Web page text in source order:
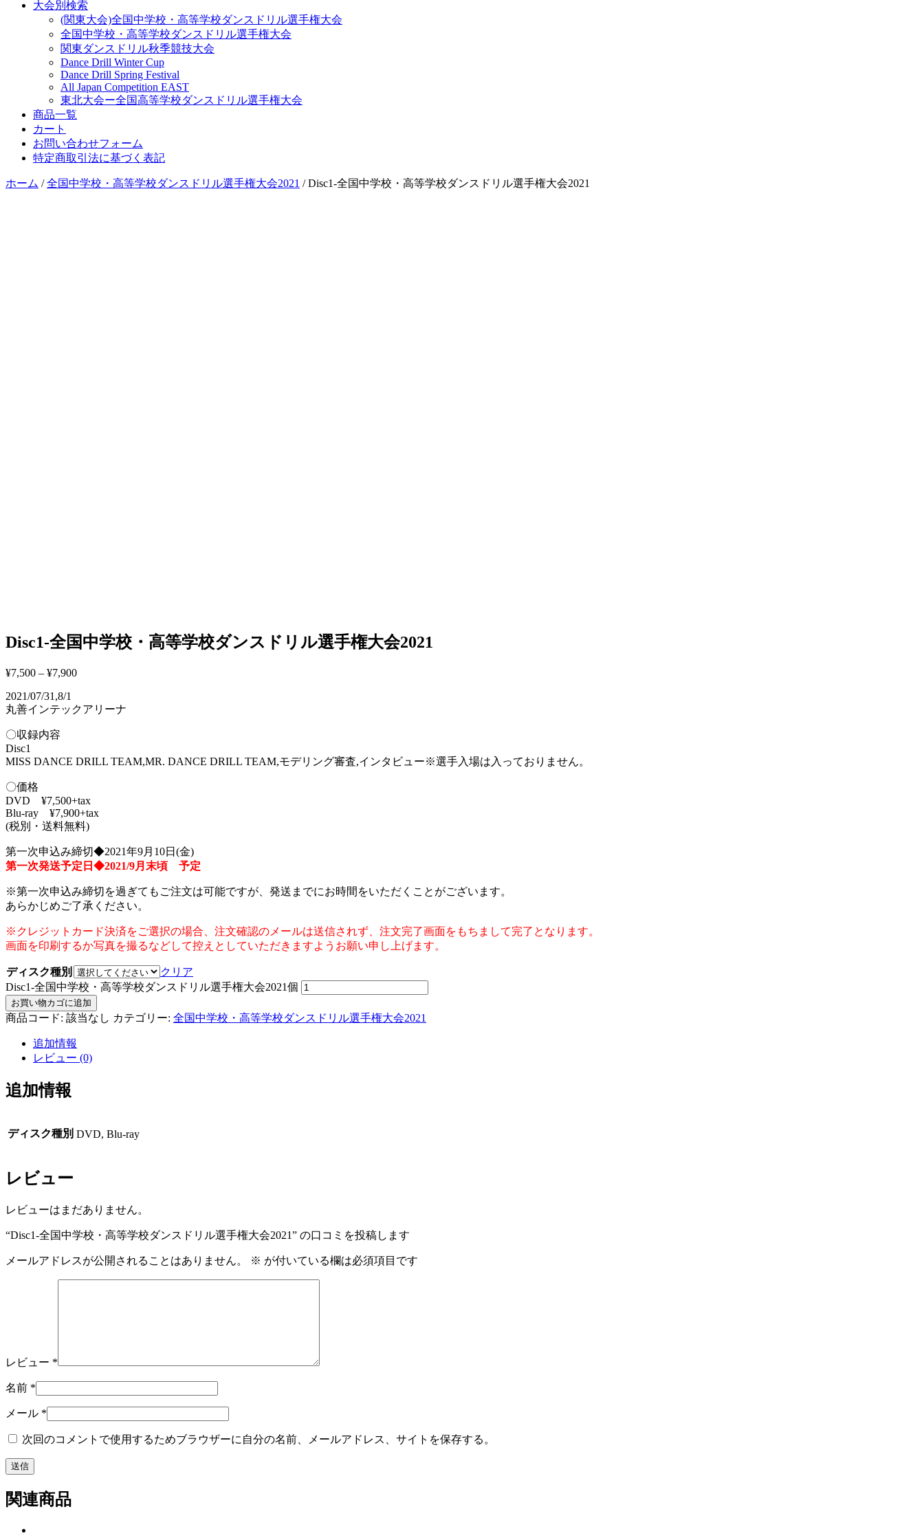
大会別検索
(関東大会)全国中学校・高等学校ダンスドリル選手権大会
全国中学校・高等学校ダンスドリル選手権大会
関東ダンスドリル秋季競技大会
Dance Drill Winter Cup
Dance Drill Spring Festival
All Japan Competition EAST
東北大会ー全国高等学校ダンスドリル選手権大会
商品一覧
カート
お問い合わせフォーム
特定商取引法に基づく表記
ホーム /全国中学校・高等学校ダンスドリル選手権大会2021 / Disc1-全国中学校・高等学校ダンスドリル選手権大会2021
Disc1-全国中学校・高等学校ダンスドリル選手権大会2021
¥7,500 – ¥7,900
2021/07/31,8/1
丸善インテックアリーナ
〇収録内容
Disc1
MISS DANCE DRILL TEAM,MR. DANCE DRILL TEAM,モデリング審査,インタビュー※選手入場は入っておりません。
〇価格
DVD ¥7,500+tax
Blu-ray ¥7,900+tax
(税別・送料無料)
第一次申込み締切◆2021年9月10日(金)
第一次発送予定日◆2021/9月末頃 予定
※第一次申込み締切を過ぎてもご注文は可能ですが、発送までにお時間をいただくことがございます。
あらかじめご了承ください。
※クレジットカード決済をご選択の場合、注文確認のメールは送信されず、注文完了画面をもちまして完了となります。
画面を印刷するか写真を撮るなどして控えとしていただきますようお願い申し上げます。
ディスク種別
クリア
Disc1-全国中学校・高等学校ダンスドリル選手権大会2021個
お買い物カゴに追加
商品コード: 該当なし カテゴリー: 全国中学校・高等学校ダンスドリル選手権大会2021
追加情報
レビュー (0)
追加情報
ディスク種別 DVD, Blu-ray
レビュー
レビューはまだありません。
“Disc1-全国中学校・高等学校ダンスドリル選手権大会2021” の口コミを投稿します
メールアドレスが公開されることはありません。 ※ が付いている欄は必須項目です
レビュー *
名前 *
メール *
次回のコメントで使用するためブラウザーに自分の名前、メールアドレス、サイトを保存する。
関連商品